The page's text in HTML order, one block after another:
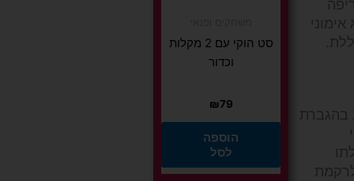
בהגברת
סט הוקי עם 2 מקלות
וכדור
₪79
הוספה
לסל